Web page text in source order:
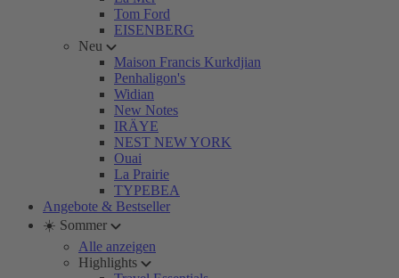
Tom Ford
EISENBERG
Neu
Maison Francis Kurkdjian
Penhaligon's
Widian
New Notes
IRÄYE
NEST NEW YORK
Ouai
La Prairie
TYPEBEA
Angebote & Bestseller
☀️ Sommer
Alle anzeigen
Highlights